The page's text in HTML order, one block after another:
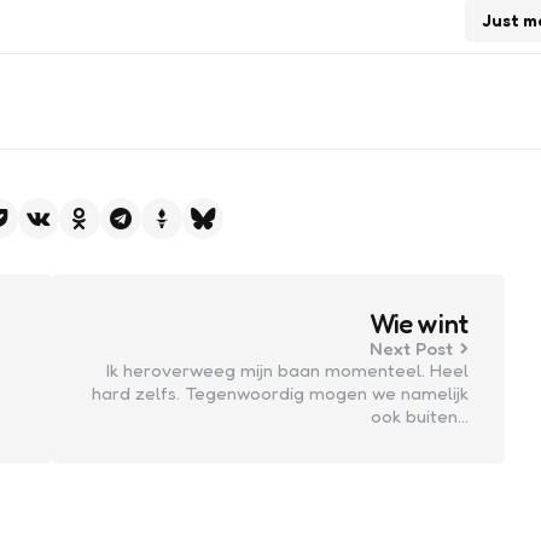
Just
Wie wint
Next Post
Ik heroverweeg mijn baan momenteel. Heel
hard zelfs. Tegenwoordig mogen we namelijk
ook buiten…